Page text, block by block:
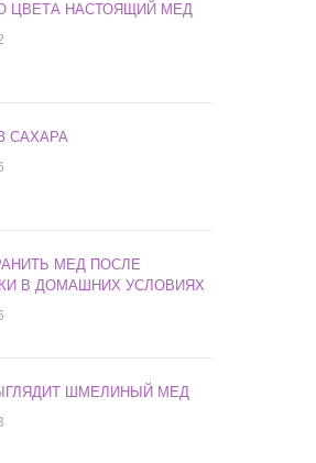
ЦВЕТА НАСТОЯЩИЙ МЕД
САХАРА
МЕД ПОСЛЕ
В ДОМАШНИХ УСЛОВИЯХ
ШМЕЛИНЫЙ МЕД